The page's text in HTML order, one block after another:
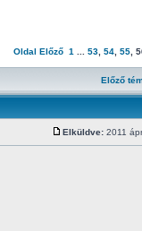
Oldal Előző 1 53 54 55
Előző
Elküldve: 2011